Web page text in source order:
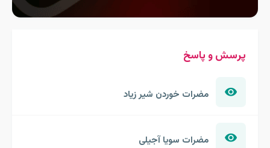
پرسش و پاسخ
مضرات خوردن شیر زیاد
مضرات سویا آجیلی